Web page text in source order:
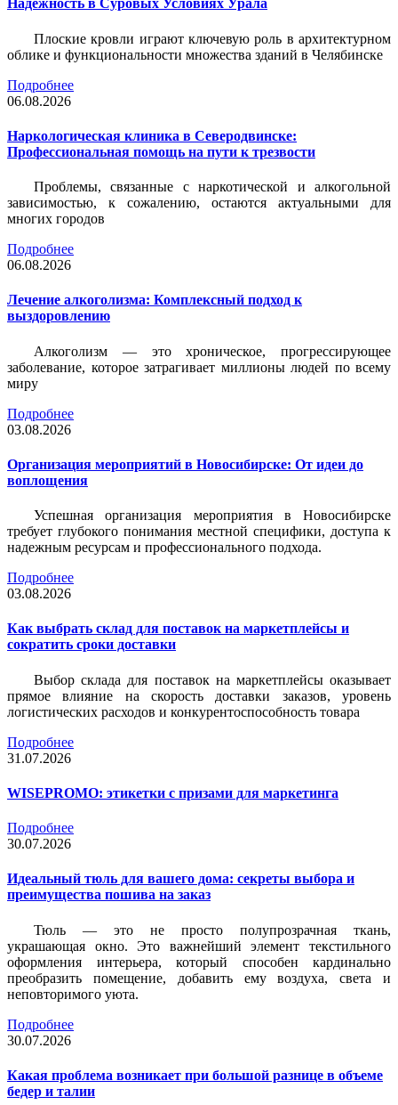
Надежность в Суровых Условиях Урала
Плоские кровли играют ключевую роль в архитектурном
облике и функциональности множества зданий в Челябинске
Подробнее
06.08.2026
Наркологическая клиника в Северодвинске:
Профессиональная помощь на пути к трезвости
Проблемы, связанные с наркотической и алкогольной
зависимостью, к сожалению, остаются актуальными для
многих городов
Подробнее
06.08.2026
Лечение алкоголизма: Комплексный подход к
выздоровлению
Алкоголизм — это хроническое, прогрессирующее
заболевание, которое затрагивает миллионы людей по всему
миру
Подробнее
03.08.2026
Организация мероприятий в Новосибирске: От идеи до
воплощения
Успешная организация мероприятия в Новосибирске
требует глубокого понимания местной специфики, доступа к
надежным ресурсам и профессионального подхода.
Подробнее
03.08.2026
Как выбрать склад для поставок на маркетплейсы и
сократить сроки доставки
Выбор склада для поставок на маркетплейсы оказывает
прямое влияние на скорость доставки заказов, уровень
логистических расходов и конкурентоспособность товара
Подробнее
31.07.2026
WISEPROMO: этикетки с призами для маркетинга
Подробнее
30.07.2026
Идеальный тюль для вашего дома: секреты выбора и
преимущества пошива на заказ
Тюль — это не просто полупрозрачная ткань,
украшающая окно. Это важнейший элемент текстильного
оформления интерьера, который способен кардинально
преобразить помещение, добавить ему воздуха, света и
неповторимого уюта.
Подробнее
30.07.2026
Какая проблема возникает при большой разнице в объеме
бедер и талии